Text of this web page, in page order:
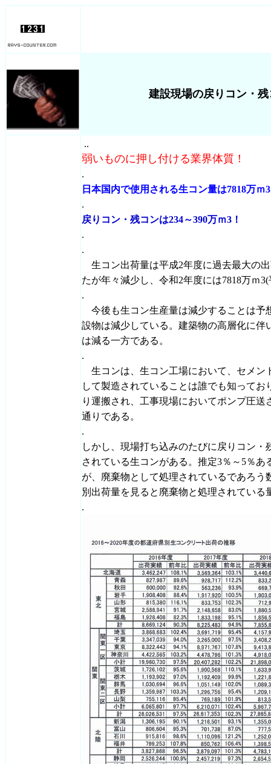
建設現場の戻りコン・
..
弱いものに押し付ける業界体質！
.
日本国内で使用される生コン量は7818万ｍ
.
戻りコン・残コンは234～390万ｍ3！
.
.
生コン出荷量は平成2年度に過去最大の
たが年々減少し、令和2年度には7818万ｍ
.
今後も生コン生産量は減少することは予
設物は減少している。建築物の高層化に
は減る一方である。
.
生コンは、生コン工場において、セメン
して製造されていることは誰でも知って
り運搬され、工事現場においてポンプ圧
通りである。
.
しかし、現場打ち込みのたびに戻りコン
されている生コンがある。推定3％～5％
が、廃棄物として処理されているであろう
別出荷量を見ると廃棄物と処理されている
.